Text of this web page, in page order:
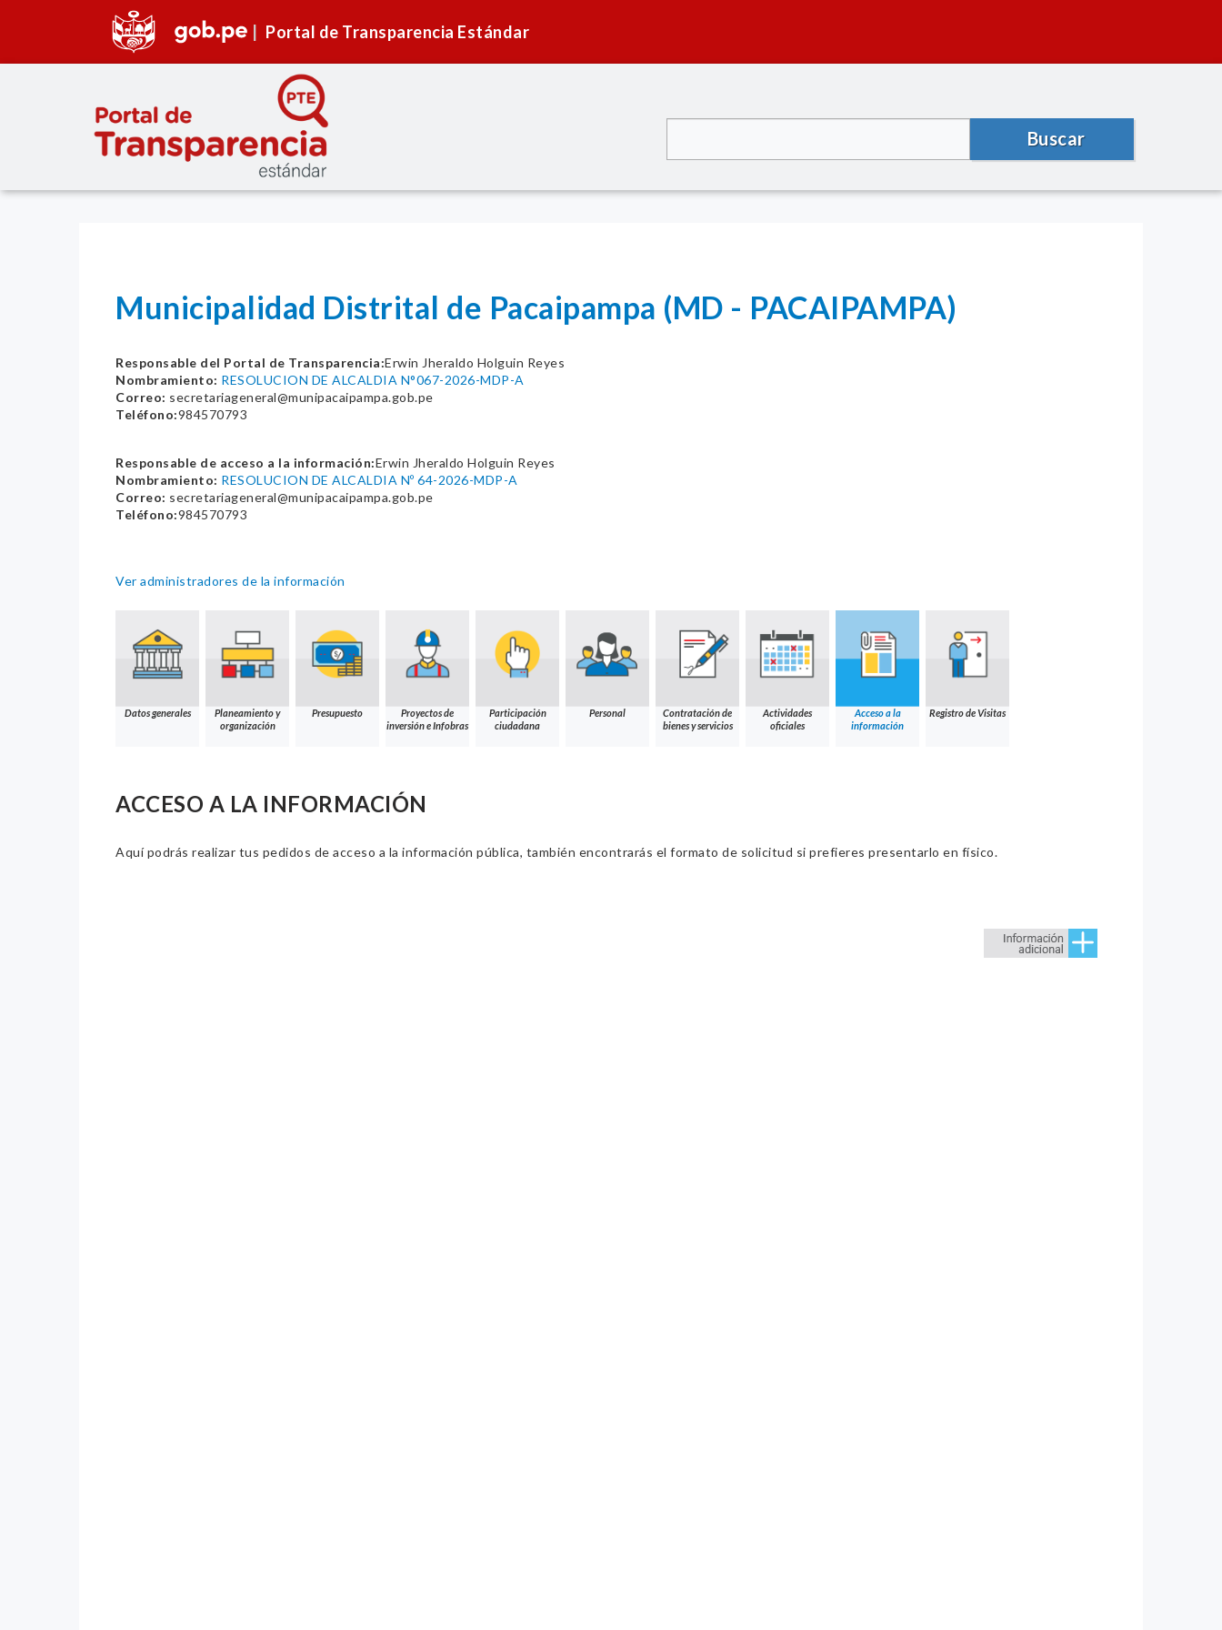
Portal de Transparencia Estándar
Buscar
Municipalidad Distrital de Pacaipampa (MD - PACAIPAMPA)
Responsable del Portal de Transparencia:Erwin Jheraldo Holguin Reyes
Nombramiento: RESOLUCION DE ALCALDIA N°067-2026-MDP-A
Correo: secretariageneral@munipacaipampa.gob.pe
Teléfono:984570793
Responsable de acceso a la información:Erwin Jheraldo Holguin Reyes
Nombramiento: RESOLUCION DE ALCALDIA Nº 64-2026-MDP-A
Correo: secretariageneral@munipacaipampa.gob.pe
Teléfono:984570793
Ver administradores de la información
Datos generales
Planeamiento y
organización
Presupuesto
Proyectos de
inversión e Infobras
Participación
ciudadana
Personal
Contratación de
bienes y servicios
Actividades
oficiales
Acceso a la
información
Registro de Visitas
ACCESO A LA INFORMACIÓN
Aquí podrás realizar tus pedidos de acceso a la información pública, también encontrarás el formato de solicitud si prefieres presentarlo en físico.